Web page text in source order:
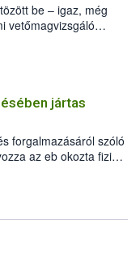
be – igaz, még
vetőmagvizsgáló
Czigler Győző által
jártas
forgalmazásáról szóló
az eb okozta fizikai
felmerülő
eb tartását és annak
jártas szakértőt.